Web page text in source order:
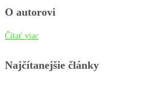
O autorovi
Čítať viac
Najčítanejšie články